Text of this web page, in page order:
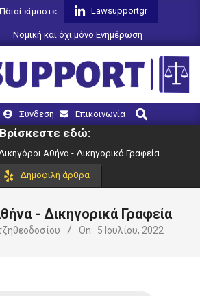
Ποιοί είμαστε Lawsupportgr
Νομική και όχι μόνο Ενημέρωση
Σύνδεση Επικοινωνία
Search
Βρίσκεστε εδώ:
Αθήνα - Δικηγορικά Γραφεία
Δημοφιλή άρθρα
- Δικηγορικά Γραφεία
On: 5 Ιουλίου, 2022